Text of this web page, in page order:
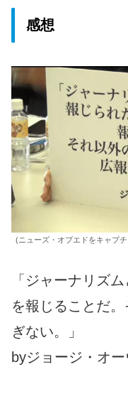
感想
(ニューズ・オブエドをキャプ
「ジャーナリズ
を報じることだ
ぎない。」
byジョージ・オ